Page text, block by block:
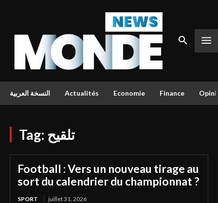
النسخة العربية Actualités Economie Finance
Tag: تلقيح
Football : Vers un nouveau tirage au
sort du calendrier du championnat ?
SPORT juillet 31, 2026